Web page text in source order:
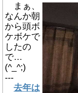
まぁ、
なんか朝
から頭ボ
ケボケで
したの
で…
(^_^;)
---
去年は